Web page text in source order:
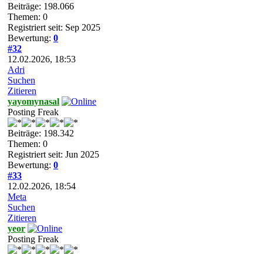
Beiträge: 198.066
Themen: 0
Registriert seit: Sep 2025
Bewertung: 0
#32
12.02.2026, 18:53
Adri
Suchen
Zitieren
yayomynasal
Posting Freak
Beiträge: 198.342
Themen: 0
Registriert seit: Jun 2025
Bewertung: 0
#33
12.02.2026, 18:54
Meta
Suchen
Zitieren
yeor
Posting Freak